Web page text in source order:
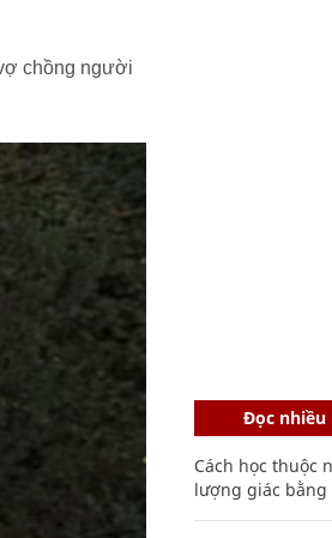
chồng người
Đọc nhiều
Cách học thuộc
lượng giác